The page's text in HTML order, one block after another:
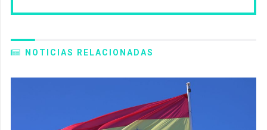
NOTICIAS RELACIONADAS